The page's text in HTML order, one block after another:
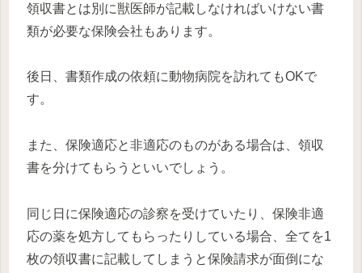
領収書とは別に獣医師が記載しなければいけない書
類が必要な保険会社もあります。
後日、書類作成の依頼に動物病院を訪れてもOKで
す。
また、保険適応と非適応のものがある場合は、領収
書を分けてもらうといいでしょう。
同じ日に保険適応の診察を受けていたり、保険非適
応の薬を処方してもらったりしている場合、全てを1
枚の領収書に記載してしまうと保険請求が面倒にな